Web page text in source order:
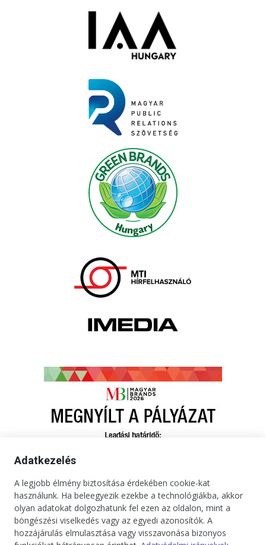
Adatkezelés
A legjobb élmény biztosítása érdekében cookie-kat
használunk. Ha beleegyezik ezekbe a technológiákba, akkor
olyan adatokat dolgozhatunk fel ezen az oldalon, mint a
böngészési viselkedés vagy az egyedi azonosítók. A
hozzájárulás elmulasztása vagy visszavonása bizonyos